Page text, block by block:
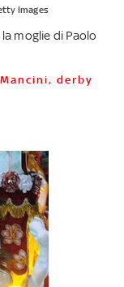
Images
la moglie di Paolo